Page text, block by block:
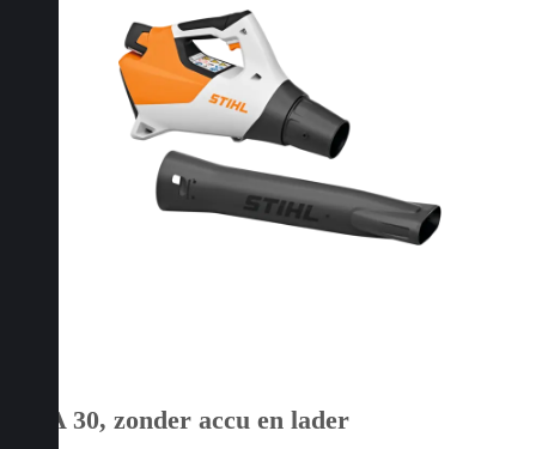
BGA 30, zonder accu en lader